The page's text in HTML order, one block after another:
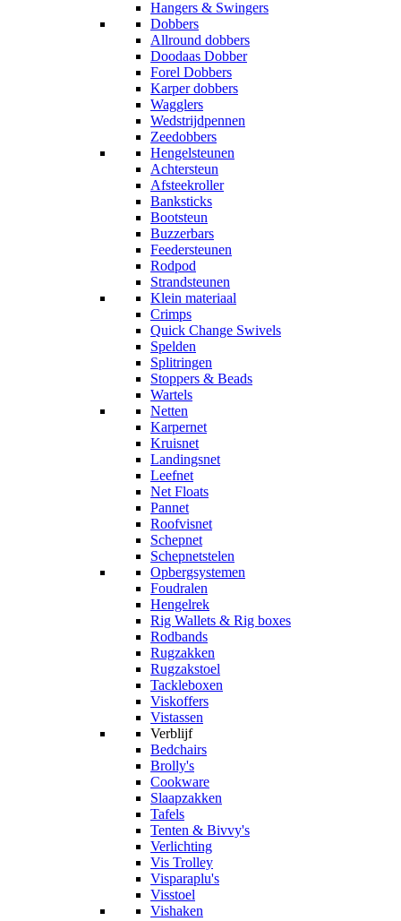
Hangers & Swingers
Dobbers
Allround dobbers
Doodaas Dobber
Forel Dobbers
Karper dobbers
Wagglers
Wedstrijdpennen
Zeedobbers
Hengelsteunen
Achtersteun
Afsteekroller
Banksticks
Bootsteun
Buzzerbars
Feedersteunen
Rodpod
Strandsteunen
Klein materiaal
Crimps
Quick Change Swivels
Spelden
Splitringen
Stoppers & Beads
Wartels
Netten
Karpernet
Kruisnet
Landingsnet
Leefnet
Net Floats
Pannet
Roofvisnet
Schepnet
Schepnetstelen
Opbergsystemen
Foudralen
Hengelrek
Rig Wallets & Rig boxes
Rodbands
Rugzakken
Rugzakstoel
Tackleboxen
Viskoffers
Vistassen
Verblijf
Bedchairs
Brolly's
Cookware
Slaapzakken
Tafels
Tenten & Bivvy's
Verlichting
Vis Trolley
Visparaplu's
Visstoel
Vishaken